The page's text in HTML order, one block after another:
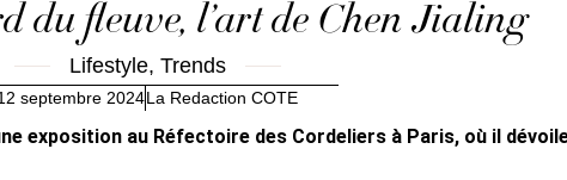
du fleuve, l’art de Chen Jialing
Lifestyle, Trends
septembre 2024La Redaction COTE
exposition au Réfectoire des Cordeliers à Paris, où il